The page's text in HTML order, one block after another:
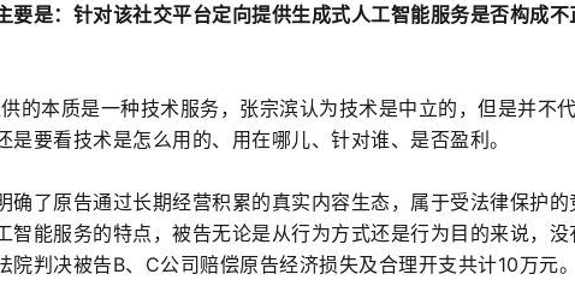
是： 针对该社交平台定向提供生成式人工智能服务是否构成不
的本质是一种技术服务， 张宗滨认为技术是中立的，但是并不
是要看技术是怎么用的、用在哪儿、针对谁、是否盈利。
确了原告通过长期经营积累的真实内容生态，属于受法律保护的
智能服务的特点，被告无论是从行为方式还是行为目的来说，没
院判决被告B、C公司赔偿原告经济损失及合理开支共计10万元。